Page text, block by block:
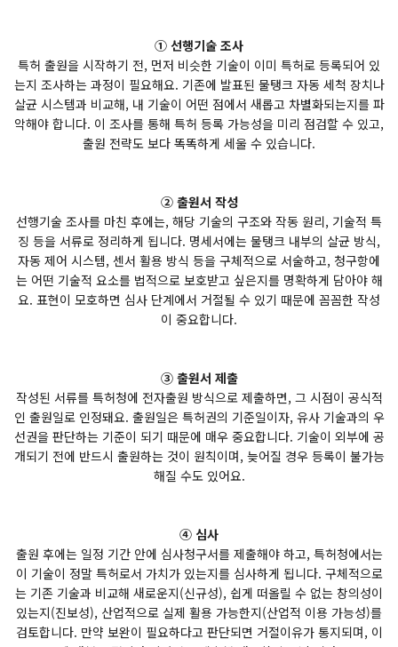
① 선행기술 조사
특허 출원을 시작하기 전, 먼저 비슷한 기술이 이미 특허로 등록되어 있
는지 조사하는 과정이 필요해요. 기존에 발표된 물탱크 자동 세척 장치나
살균 시스템과 비교해, 내 기술이 어떤 점에서 새롭고 차별화되는지를 파
악해야 합니다. 이 조사를 통해 특허 등록 가능성을 미리 점검할 수 있고,
출원 전략도 보다 똑똑하게 세울 수 있습니다.
② 출원서 작성
선행기술 조사를 마친 후에는, 해당 기술의 구조와 작동 원리, 기술적 특
징 등을 서류로 정리하게 됩니다. 명세서에는 물탱크 내부의 살균 방식,
자동 제어 시스템, 센서 활용 방식 등을 구체적으로 서술하고, 청구항에
는 어떤 기술적 요소를 법적으로 보호받고 싶은지를 명확하게 담아야 해
요. 표현이 모호하면 심사 단계에서 거절될 수 있기 때문에 꼼꼼한 작성
이 중요합니다.
③ 출원서 제출
작성된 서류를 특허청에 전자출원 방식으로 제출하면, 그 시점이 공식적
인 출원일로 인정돼요. 출원일은 특허권의 기준일이자, 유사 기술과의 우
선권을 판단하는 기준이 되기 때문에 매우 중요합니다. 기술이 외부에 공
개되기 전에 반드시 출원하는 것이 원칙이며, 늦어질 경우 등록이 불가능
해질 수도 있어요.
④ 심사
출원 후에는 일정 기간 안에 심사청구서를 제출해야 하고, 특허청에서는
이 기술이 정말 특허로서 가치가 있는지를 심사하게 됩니다. 구체적으로
는 기존 기술과 비교해 새로운지(신규성), 쉽게 떠올릴 수 없는 창의성이
있는지(진보성), 산업적으로 실제 활용 가능한지(산업적 이용 가능성)를
검토합니다. 만약 보완이 필요하다고 판단되면 거절이유가 통지되며, 이